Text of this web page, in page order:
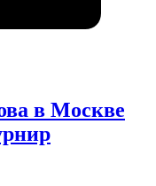
в Москве